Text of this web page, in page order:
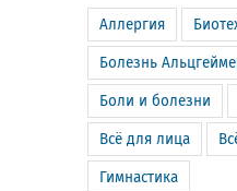
Аллергия
Болезнь
Боли и болезни
Всё для лица
Гимнастика